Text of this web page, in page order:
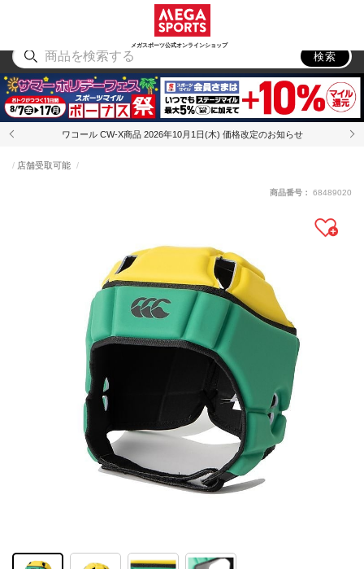
メガスポーツ公式オンラインショップ
アウトドア
検索
ワコール CW-X商品 2026年10月1日(木) 価格改定のお知らせ
店舗受取可能
商品番号： 68489020